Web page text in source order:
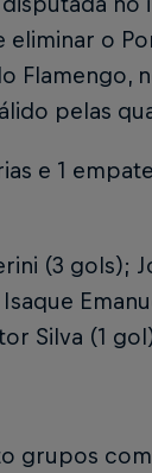
o
Flamengo,
pelas
e 1
(3 gols);
Silva (1
grupos